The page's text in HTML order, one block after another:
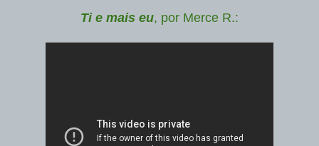
Ti e mais eu, por Merce R.: